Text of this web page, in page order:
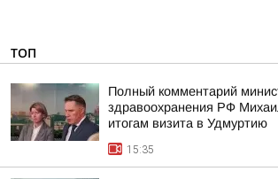
ТОП
Полный комментарий
здравоохранения РФ
итогам визита в Удмуртию
15:35